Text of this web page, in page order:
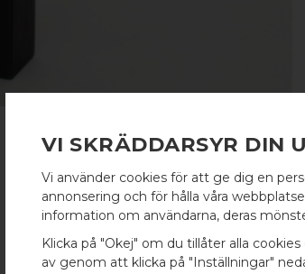
BB
Välj land /
VI SKRÄDDARSYR DIN
Vi använder cookies för att ge dig en
annonsering och för hålla våra
information om användarna, deras
Klicka på "Okej" om du tillåter alla
av genom att klicka på "Inställningar"